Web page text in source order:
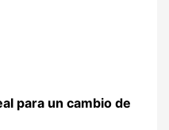
para un cambio de